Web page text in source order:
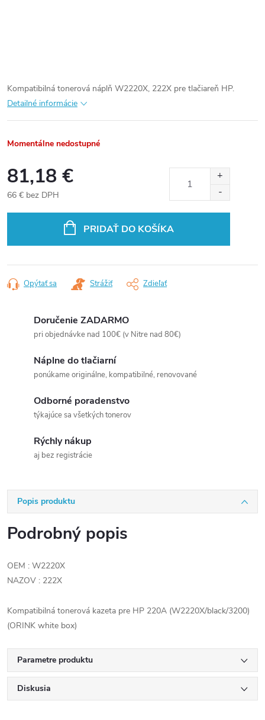
Kompatibilná tonerová náplň W2220X, 222X pre tlačiareň HP.
Detailné informácie
Momentálne nedostupné
81,18 €
66 € bez DPH
PRIDAŤ DO KOŠÍKA
Opýtať sa Strážiť Zdieľať
Doručenie ZADARMO
pri objednávke nad 100€ (v Nitre nad 80€)
Náplne do tlačiarní
ponúkame originálne, kompatibilné, renovované
Odborné poradenstvo
týkajúce sa všetkých tonerov
Rýchly nákup
aj bez registrácie
Popis produktu
Podrobný popis
OEM : W2220X
NAZOV : 222X
Kompatibilná tonerová kazeta pre HP 220A (W2220X/black/3200)
(ORINK white box)
Parametre produktu
Diskusia